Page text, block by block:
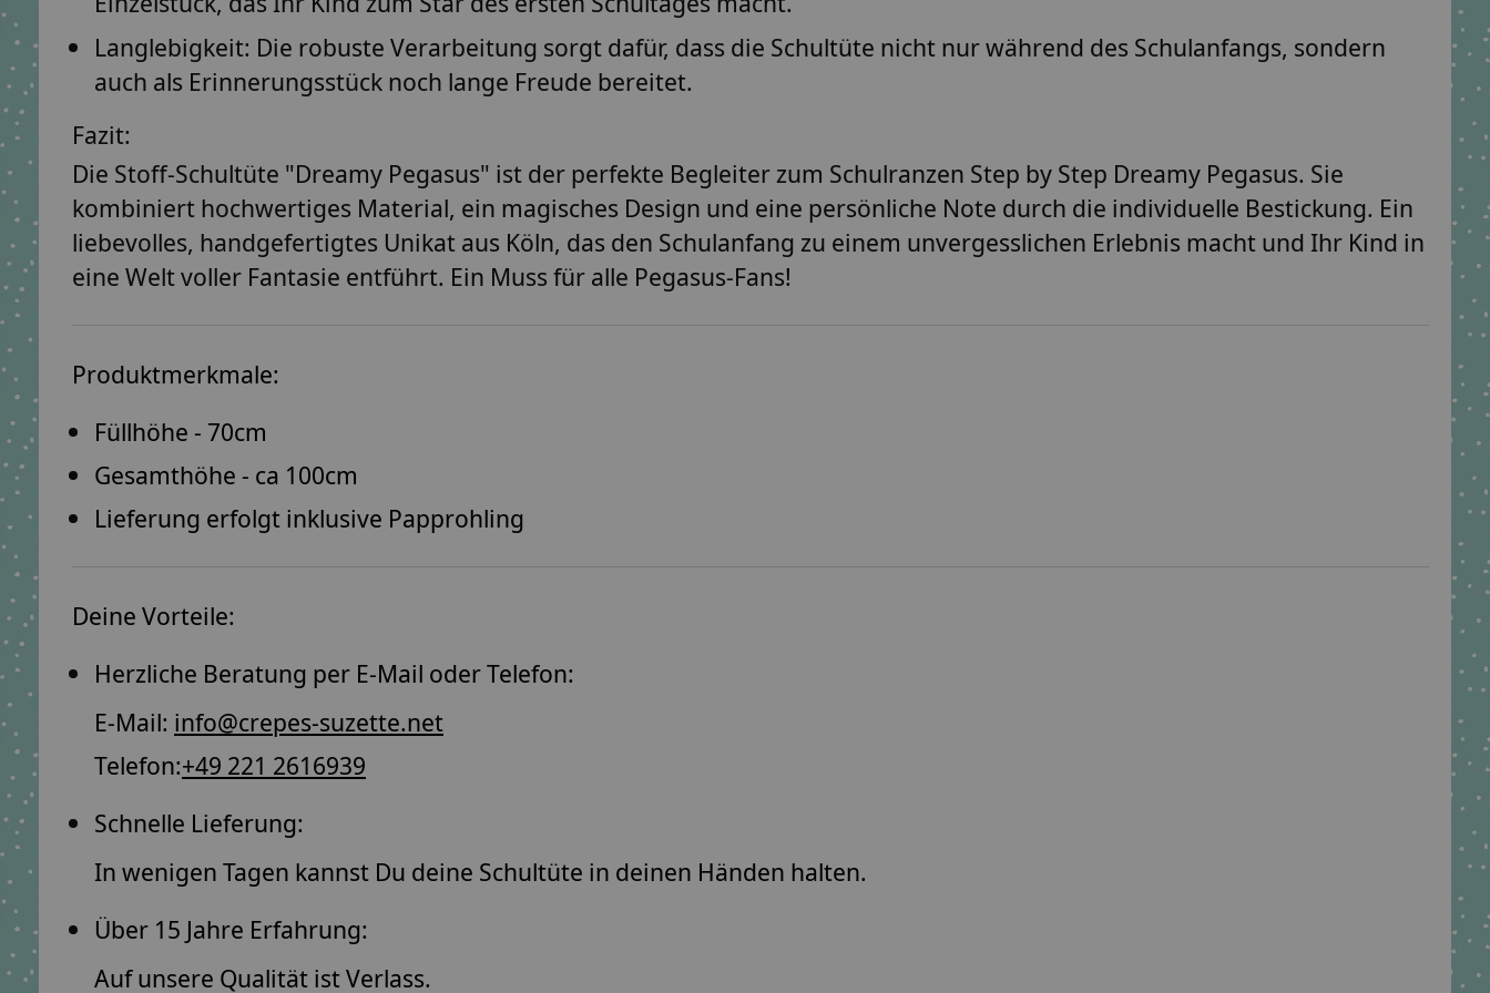
Langlebigkeit: Die robuste Verarbeitung sorgt dafür, dass die Schultüte nicht nur während des Schulanfangs, sondern
auch als Erinnerungsstück noch lange Freude bereitet.
Fazit:
Die Stoff-Schultüte "Dreamy Pegasus" ist der perfekte Begleiter zum Schulranzen Step by Step Dreamy Pegasus. Sie
kombiniert hochwertiges Material, ein magisches Design und eine persönliche Note durch die individuelle Bestickung. Ein
liebevolles, handgefertigtes Unikat aus Köln, das den Schulanfang zu einem unvergesslichen Erlebnis macht und Ihr Kind in
eine Welt voller Fantasie entführt. Ein Muss für alle Pegasus-Fans!
Produktmerkmale:
Füllhöhe - 70cm
Gesamthöhe - ca 100cm
Lieferung erfolgt inklusive Papprohling
Deine Vorteile:
Herzliche Beratung per E-Mail oder Telefon:
E-Mail: info@crepes-suzette.net
Telefon:+49 221 2616939
Schnelle Lieferung:
In wenigen Tagen kannst Du deine Schultüte in deinen Händen halten.
Über 15 Jahre Erfahrung:
Auf unsere Qualität ist Verlass.